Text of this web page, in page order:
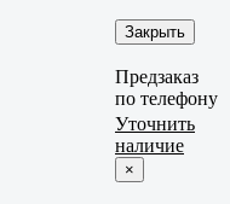
Закрыть
Предзаказ
по телефону
Уточнить
наличие
×